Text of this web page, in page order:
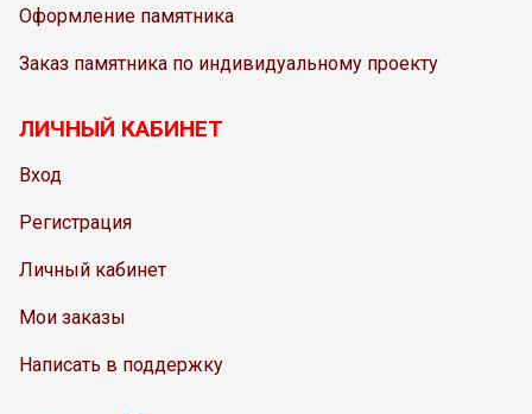
Оформление памятника
Заказ памятника по индивидуальному проекту
ЛИЧНЫЙ КАБИНЕТ
Вход
Регистрация
Личный кабинет
Мои заказы
Написать в поддержку